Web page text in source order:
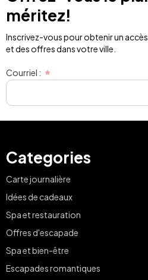
méritez!
Inscrivez-vous pour obtenir un
et des offres dans votre ville.
Courriel :
Categories
Carte journalière
Idées de cadeaux
Spa et restauration
Offres d'escapade
Spa et bien-être
Escapades romantiques